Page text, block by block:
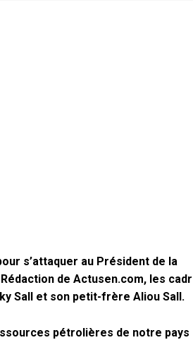
s’attaquer au Président de la
de Actusen.com, les
Sall et son petit-frère Aliou Sall.
pétrolières de notre pays